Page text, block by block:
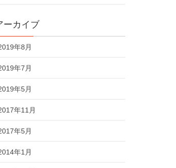
ーカイブ
年8月
年7月
年5月
年11月
年5月
年1月